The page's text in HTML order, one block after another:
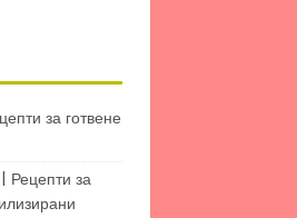
за готвене
Рецепти за